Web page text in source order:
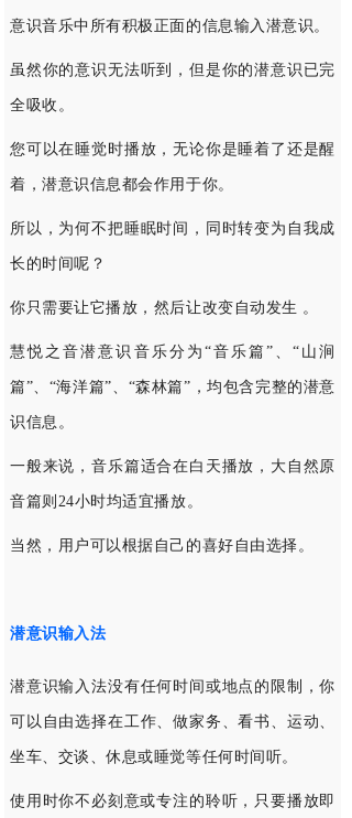
意识音乐中所有积极正面的信息输入潜意识。
虽然你的意识无法听到，但是你的潜意识已完
全吸收。
您可以在睡觉时播放，无论你是睡着了还是醒
着，潜意识信息都会作用于你。
所以，为何不把睡眠时间，同时转变为自我成
长的时间呢？
你只需要让它播放，然后让改变自动发生 。
慧悦之音潜意识音乐分为“音乐篇”、“山涧
篇”、“海洋篇”、“森林篇”，均包含完整的潜意
识信息。
一般来说，音乐篇适合在白天播放，大自然原
音篇则24小时均适宜播放。
当然，用户可以根据自己的喜好自由选择。
潜意识输入法
潜意识输入法没有任何时间或地点的限制，你
可以自由选择在工作、做家务、看书、运动、
坐车、交谈、休息或睡觉等任何时间听。
使用时你不必刻意或专注的聆听， 只要播放即